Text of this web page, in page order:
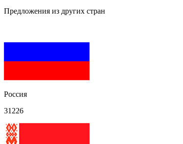
Предложения из других стран
Россия
31226